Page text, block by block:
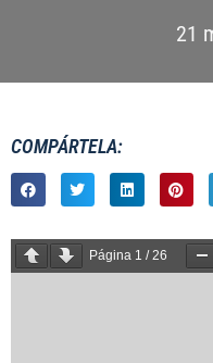
21
COMPÁRTELA:
Página 1 /26